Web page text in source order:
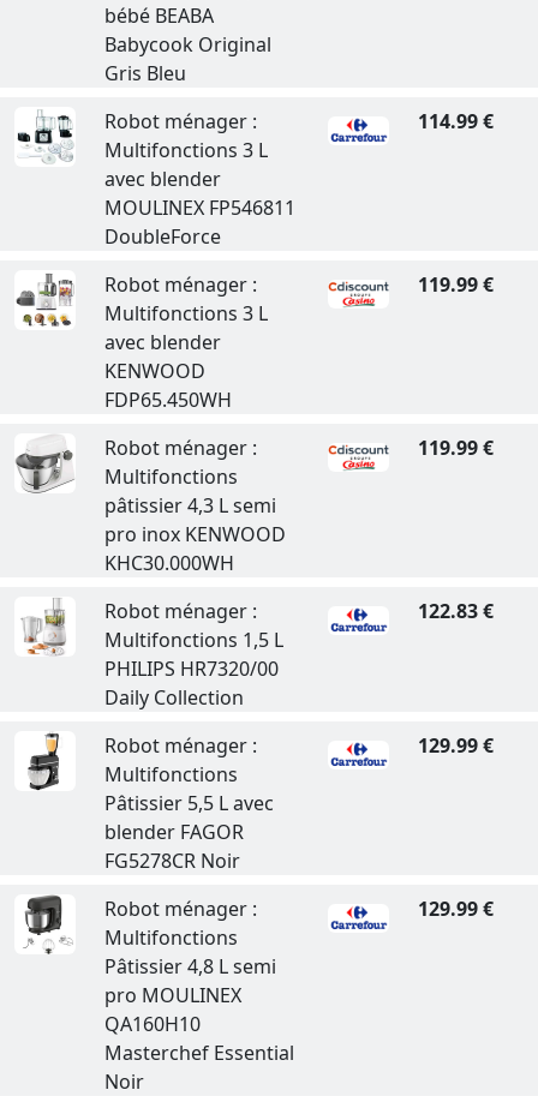
bébé BEABA
Babycook Original
Gris Bleu
Robot ménager :
Multifonctions 3 L
avec blender
MOULINEX FP546811
DoubleForce
114.99 €
Robot ménager :
Multifonctions 3 L
avec blender
KENWOOD
FDP65.450WH
119.99 €
Robot ménager :
Multifonctions
pâtissier 4,3 L semi
pro inox KENWOOD
KHC30.000WH
119.99 €
Robot ménager :
Multifonctions 1,5 L
PHILIPS HR7320/00
Daily Collection
122.83 €
Robot ménager :
Multifonctions
Pâtissier 5,5 L avec
blender FAGOR
FG5278CR Noir
129.99 €
Robot ménager :
Multifonctions
Pâtissier 4,8 L semi
pro MOULINEX
QA160H10
Masterchef Essential
Noir
129.99 €